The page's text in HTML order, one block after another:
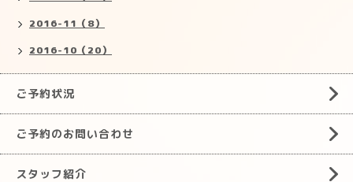
2016-11（8）
2016-10（20）
ご予約状況
ご予約のお問い合わせ
スタッフ紹介